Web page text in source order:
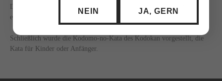
Dan-Bereich nutzten viele Teilnehmer, um Fragen zu stellen. So fand
ein reger Austausch statt.
Schließlich wurde die Kodomo-no-Kata des Kodokan vorgestellt, die
Kata für Kinder oder Anfänger.
NEIN JA, GERN